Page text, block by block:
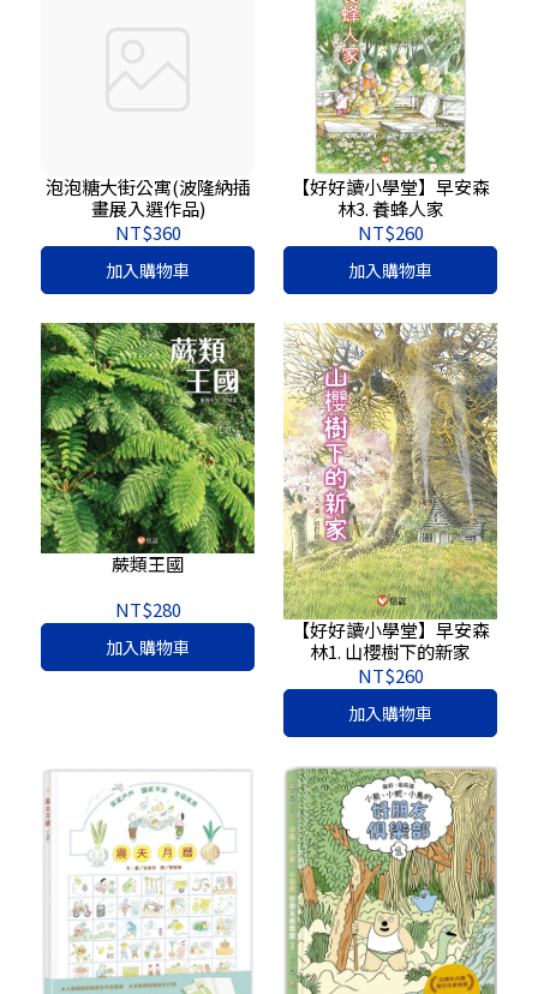
泡泡糖大街公寓(波隆納插
畫展入選作品)
NT$360
加入購物車
【好好讀小學堂】早安森
林3. 養蜂人家
NT$260
加入購物車
蕨類王國
NT$280
加入購物車
【好好讀小學堂】早安森
林1. 山櫻樹下的新家
NT$260
加入購物車